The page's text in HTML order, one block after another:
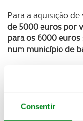
Consentir
Para a aquisição
de 5000 euros por
para os 6000
num município de